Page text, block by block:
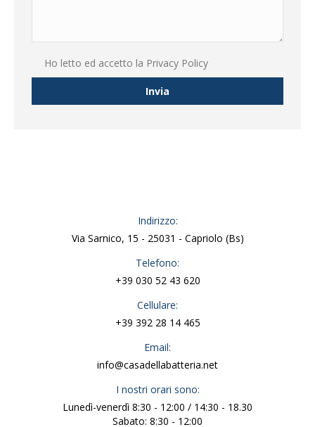
Ho letto ed accetto la Privacy Policy
Indirizzo:
Via Sarnico, 15 - 25031 - Capriolo (Bs)
Telefono:
+39 030 52 43 620
Cellulare:
+39 392 28 14 465
Email:
info@casadellabatteria.net
I nostri orari sono:
Lunedì-venerdì 8:30 - 12:00 / 14:30 - 18.30
Sabato: 8:30 - 12:00